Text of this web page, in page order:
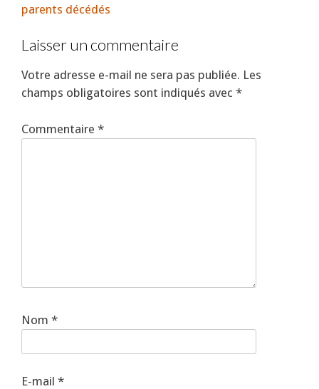
parents décédés
Laisser un commentaire
Votre adresse e-mail ne sera pas publiée. Les
champs obligatoires sont indiqués avec *
Commentaire *
Nom *
E-mail *